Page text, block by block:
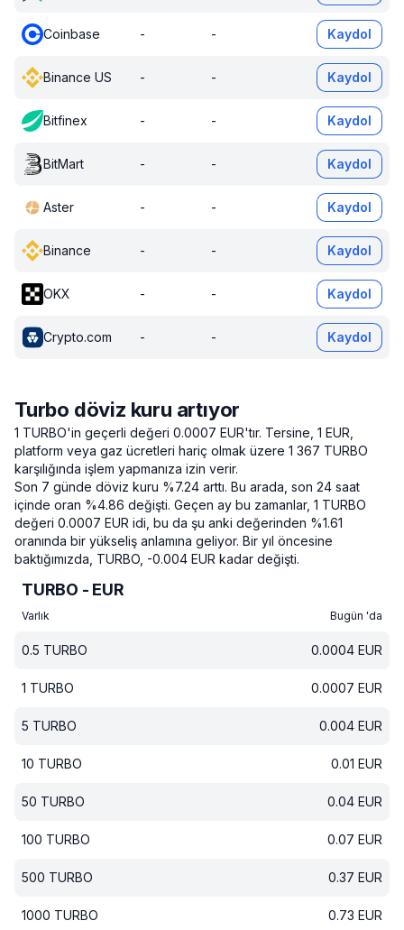
Coinbase - - Kaydol
Binance US - - Kaydol
Bitfinex - - Kaydol
BitMart - - Kaydol
Aster - - Kaydol
Binance - - Kaydol
OKX - - Kaydol
Crypto.com - - Kaydol
Turbo döviz kuru artıyor
1 TURBO'in geçerli değeri 0.0007 EUR'tır. Tersine, 1 EUR,
platform veya gaz ücretleri hariç olmak üzere 1 367 TURBO
karşılığında işlem yapmanıza izin verir.
Son 7 günde döviz kuru %7.24 arttı. Bu arada, son 24 saat
içinde oran %4.86 değişti. Geçen ay bu zamanlar, 1 TURBO
değeri 0.0007 EUR idi, bu da şu anki değerinden %1.61
oranında bir yükseliş anlamına geliyor. Bir yıl öncesine
baktığımızda, TURBO, -0.004 EUR kadar değişti.
TURBO - EUR
Varlık Bugün 'da
0.5 TURBO 0.0004 EUR
1 TURBO 0.0007 EUR
5 TURBO 0.004 EUR
10 TURBO 0.01 EUR
50 TURBO 0.04 EUR
100 TURBO 0.07 EUR
500 TURBO 0.37 EUR
1000 TURBO 0.73 EUR